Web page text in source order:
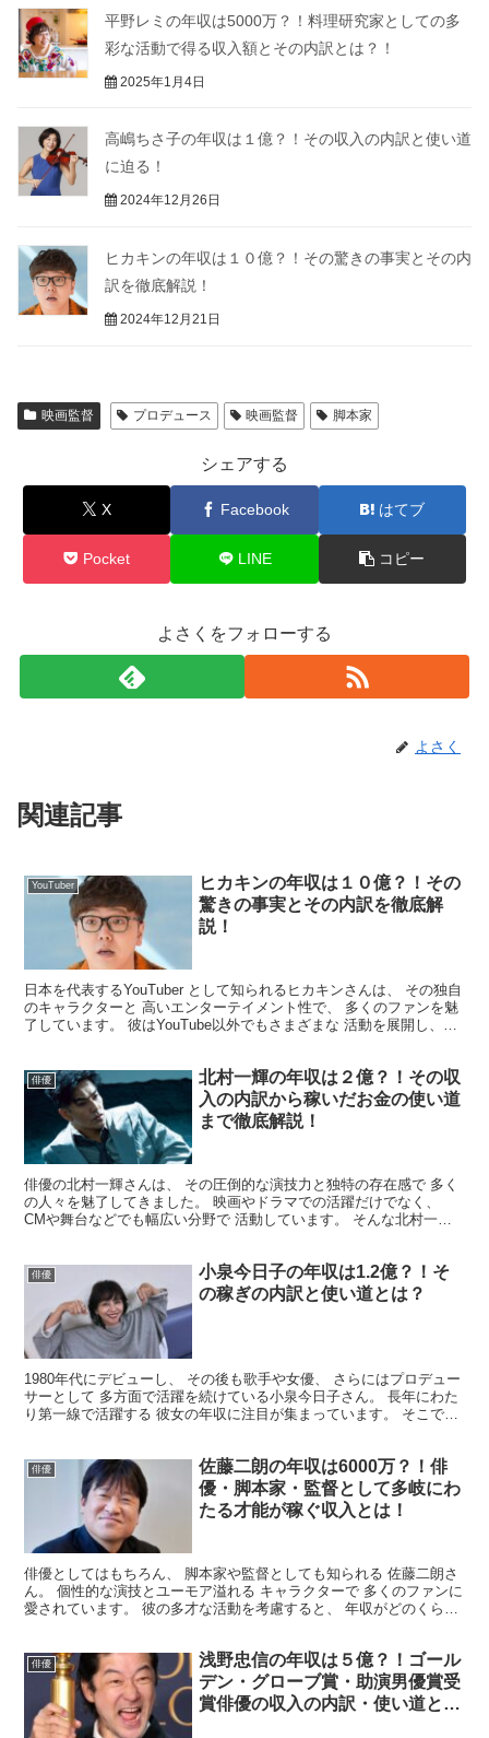
平野レミの年収は5000万？！料理研究家としての多
彩な活動で得る収入額とその内訳とは？！
2025年1月4日
高嶋ちさ子の年収は１億？！その収入の内訳と使い道
に迫る！
2024年12月26日
ヒカキンの年収は１０億？！その驚きの事実とその内
訳を徹底解説！
2024年12月21日
映画監督 プロデュース 映画監督 脚本家
シェアする
X Facebook はてブ
Pocket LINE コピー
よさくをフォローする
よさく
関連記事
YouTuber
ヒカキンの年収は１０億？！その
驚きの事実とその内訳を徹底解
説！
日本を代表するYouTuber として知られるヒカキンさんは、 その独自
のキャラクターと 高いエンターテイメント性で、 多くのファンを魅
了しています。 彼はYouTube以外でもさまざまな 活動を展開し、成
俳優
北村一輝の年収は２億？！その収
入の内訳から稼いだお金の使い道
まで徹底解説！
俳優の北村一輝さんは、 その圧倒的な演技力と独特の存在感で 多く
の人々を魅了してきました。 映画やドラマでの活躍だけでなく、
CMや舞台などでも幅広い分野で 活動しています。 そんな北村一輝
俳優
小泉今日子の年収は1.2億？！そ
の稼ぎの内訳と使い道とは？
1980年代にデビューし、 その後も歌手や女優、 さらにはプロデュー
サーとして 多方面で活躍を続けている小泉今日子さん。 長年にわた
り第一線で活躍する 彼女の年収に注目が集まっています。 そこで今
俳優
佐藤二朗の年収は6000万？！俳
優・脚本家・監督として多岐にわ
たる才能が稼ぐ収入とは！
俳優としてはもちろん、 脚本家や監督としても知られる 佐藤二朗さ
ん。 個性的な演技とユーモア溢れる キャラクターで 多くのファンに
愛されています。 彼の多才な活動を考慮すると、 年収がどのくらい
俳優
浅野忠信の年収は５億？！ゴール
デン・グローブ賞・助演男優賞受
賞俳優の収入の内訳・使い道と